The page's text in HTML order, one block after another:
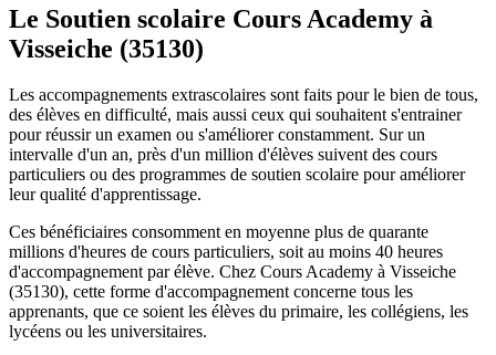
Le Soutien scolaire Cours Academy à
Visseiche (35130)
Les accompagnements extrascolaires sont faits pour le bien de tous,
des élèves en difficulté, mais aussi ceux qui souhaitent s'entrainer
pour réussir un examen ou s'améliorer constamment. Sur un
intervalle d'un an, près d'un million d'élèves suivent des cours
particuliers ou des programmes de soutien scolaire pour améliorer
leur qualité d'apprentissage.
Ces bénéficiaires consomment en moyenne plus de quarante
millions d'heures de cours particuliers, soit au moins 40 heures
d'accompagnement par élève. Chez Cours Academy à Visseiche
(35130), cette forme d'accompagnement concerne tous les
apprenants, que ce soient les élèves du primaire, les collégiens, les
lycéens ou les universitaires.